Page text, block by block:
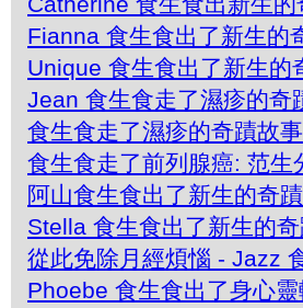
Fianna 食生食出了新生的
Unique 食生食出了新生的
Jean 食生食走了濕疹的奇
食生食走了濕疹的奇蹟故事
食生食走了前列腺癌: 范生
阿山食生食出了新生的奇
Stella 食生食出了新生的
從此免除月經煩惱 - Jazz
Phoebe 食生食出了身心